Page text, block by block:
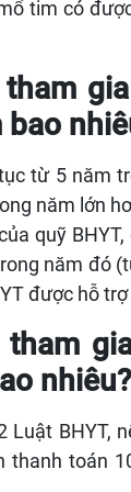
tim có
bao
từ 5 năm
năm lớn
quỹ
năm đó
được hỗ trợ
nhiêu?
BHYT,
thanh toán